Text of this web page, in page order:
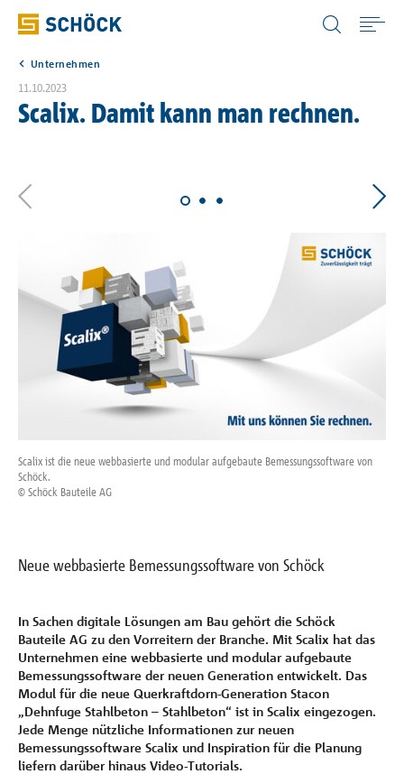
Produkte
Digitale Lösungen
Wissen
Unternehmen
Switzerland (CH) Deutsch
Unternehmen
11.10.2023
Scalix. Damit kann man rechnen.
Scalix ist die neue webbasierte und modular aufgebaute Bemessungssoftware von
Schöck.
© Schöck Bauteile AG
Neue webbasierte Bemessungssoftware von Schöck
In Sachen digitale Lösungen am Bau gehört die Schöck
Bauteile AG zu den Vorreitern der Branche. Mit Scalix hat das
Unternehmen eine webbasierte und modular aufgebaute
Bemessungssoftware der neuen Generation entwickelt. Das
Modul für die neue Querkraftdorn-Generation Stacon
„Dehnfuge Stahlbeton – Stahlbeton“ ist in Scalix eingezogen.
Jede Menge nützliche Informationen zur neuen
Bemessungssoftware Scalix und Inspiration für die Planung
liefern darüber hinaus Video-Tutorials.